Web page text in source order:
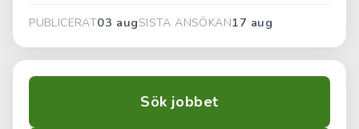
PUBLICERAT03 augSISTA ANSÖKAN17 aug
Sök jobbet